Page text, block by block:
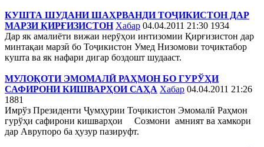
КУШТА ШУДАНИ ШАҲРВАНДИ ТОҶИКИСТОН ДАР
МАРЗИ ҚИРҒИЗИСТОН Хабар 04.04.2011 21:30 1934
Дар як амалиёти вижаи нерӯҳои интизомии Қирғизистон дар
минтақаи марзӣ бо Тоҷикистон Умед Низомови тоҷиктабор
кушта ва як нафари дигар боздошт шудааст.
МУЛОҚОТИ ЭМОМАЛӢ РАҲМОН БО ГУРЎҲИ
САФИРОНИ КИШВАРҲОИ САҲА Хабар 04.04.2011 21:26
1881
Имрўз Президенти Ҷумҳурии Тоҷикистон Эмомалӣ Раҳмон
гурўҳи сафирони кишварҳои Созмони амният ва хамкори
дар Аврупоро ба ҳузур пазируфт.